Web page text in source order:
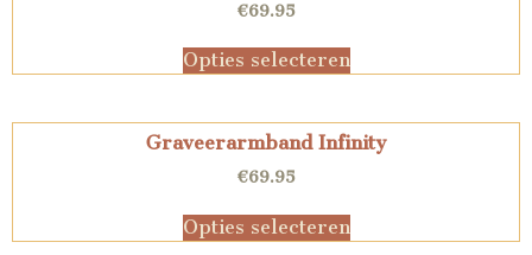
€69.95
Opties selecteren
Graveerarmband Infinity
€69.95
Opties selecteren